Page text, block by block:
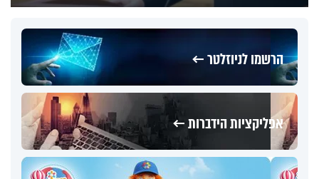
הרשמו לניוזלטר ←
אפליקציות הידברות ←